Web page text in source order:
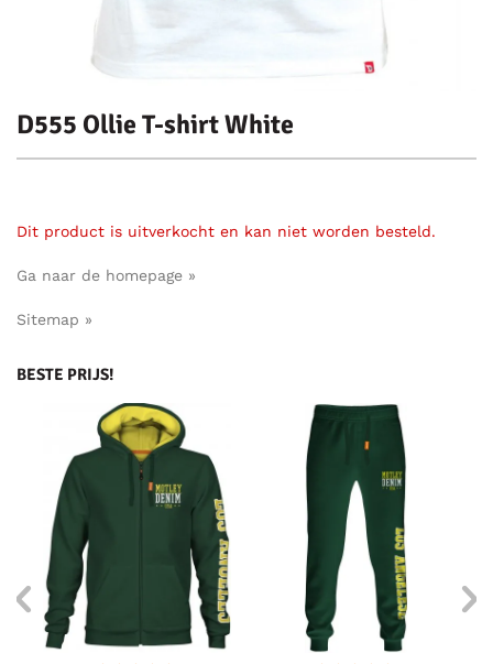
D555 Ollie T-shirt White
Dit product is uitverkocht en kan niet worden besteld.
Ga naar de homepage »
Sitemap »
BESTE PRIJS!